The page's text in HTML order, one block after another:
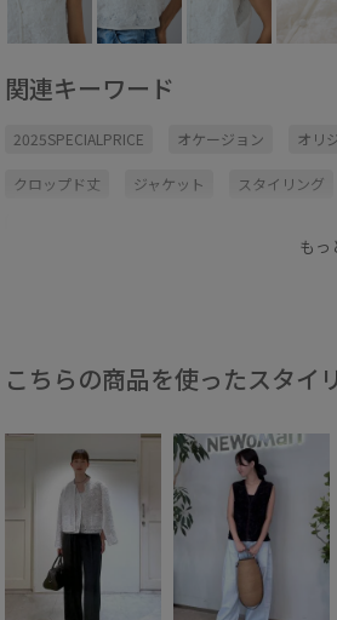
関連キーワード
2025SPECIALPRICE オケージョン オリ
クロップド丈 ジャケット スタイリング
もっ
こちらの商品を使ったスタイリ